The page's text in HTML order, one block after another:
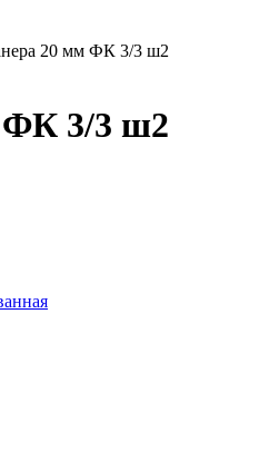
20 мм ФК 3/3 ш2
ФК 3/3 ш2